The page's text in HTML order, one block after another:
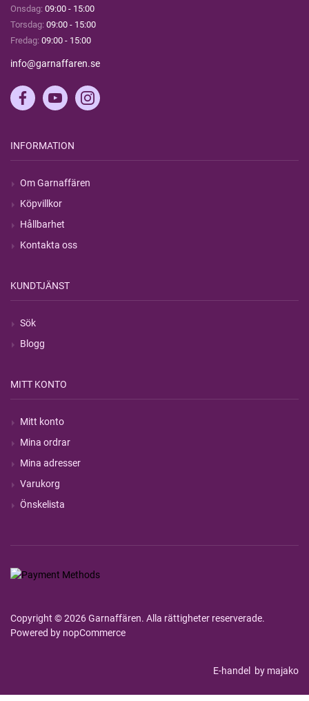
Onsdag: 09:00 - 15:00
Torsdag: 09:00 - 15:00
Fredag: 09:00 - 15:00
info@garnaffaren.se
INFORMATION
Om Garnaffären
Köpvillkor
Hållbarhet
Kontakta oss
KUNDTJÄNST
Sök
Blogg
MITT KONTO
Mitt konto
Mina ordrar
Mina adresser
Varukorg
Önskelista
Copyright © 2026 Garnaffären. Alla rättigheter reserverade.
Powered by nopCommerce
E-handel by majako